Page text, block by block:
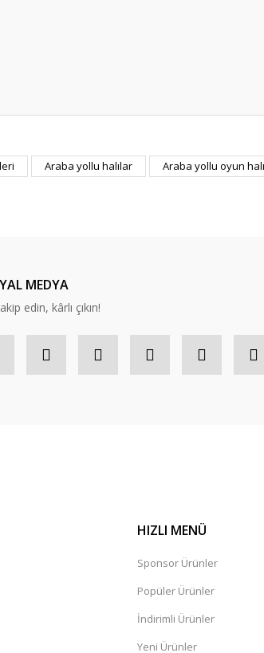
Araba yollu halılar
Araba yollu oyun
MEDYA
edin, kârlı çıkın!
HIZLI MENÜ
Sponsor Ürünler
Popüler Ürünler
İndirimli Ürünler
Yeni Ürünler